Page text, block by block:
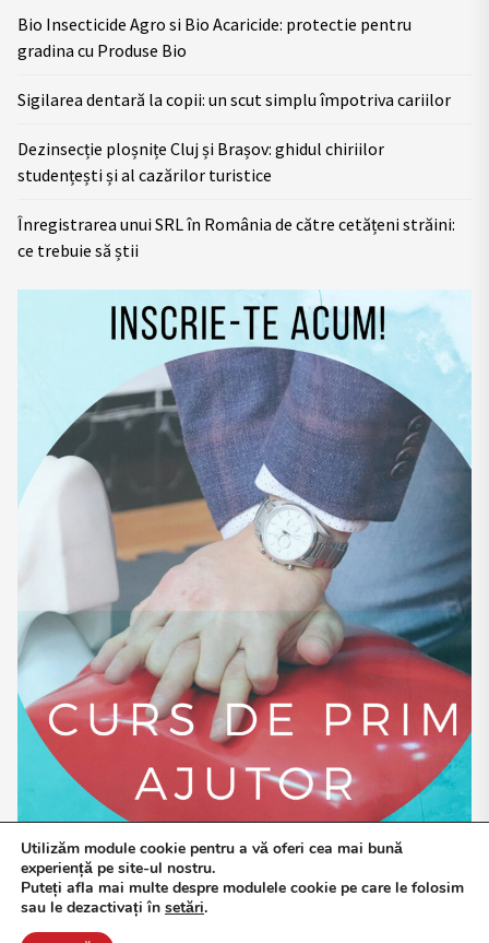
Bio Insecticide Agro si Bio Acaricide: protectie pentru
gradina cu Produse Bio
Sigilarea dentară la copii: un scut simplu împotriva cariilor
Dezinsecție ploșnițe Cluj și Brașov: ghidul chiriilor
studențești și al cazărilor turistice
Înregistrarea unui SRL în România de către cetățeni străini:
ce trebuie să știi
Utilizăm module cookie pentru a vă oferi cea mai bună
experiență pe site-ul nostru.
Puteți afla mai multe despre modulele cookie pe care le folosim
sau le dezactivați în setări.